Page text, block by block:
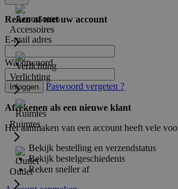
Accessoires
Verlichting
Ruimtes
Outlet
Reken af met uw account
E-mail adres
Wachtwoord
Inloggen Paswoord vergeten ?
Afrekenen als een nieuwe klant
Het aanmaken van een account heeft vele
Bekijk bestelling en verzendstatus
Bekijk bestelgeschiedenis
Reken sneller af